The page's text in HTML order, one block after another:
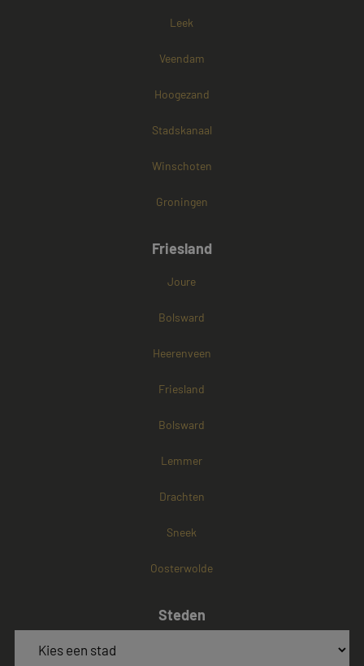
Leek
Veendam
Hoogezand
Stadskanaal
Winschoten
Groningen
Friesland
Joure
Bolsward
Heerenveen
Friesland
Bolsward
Lemmer
Drachten
Sneek
Oosterwolde
Steden